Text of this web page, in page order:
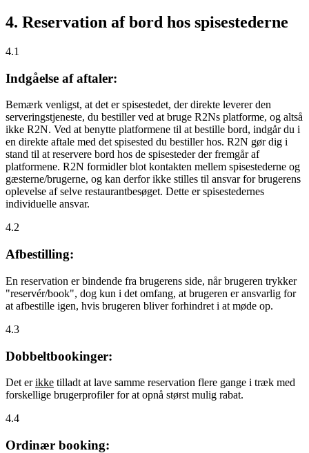
4. Reservation af bord hos spisestederne
4.1
Indgåelse af aftaler:
Bemærk venligst, at det er spisestedet, der direkte leverer den
serveringstjeneste, du bestiller ved at bruge R2Ns platforme, og altså
ikke R2N. Ved at benytte platformene til at bestille bord, indgår du i
en direkte aftale med det spisested du bestiller hos. R2N gør dig i
stand til at reservere bord hos de spisesteder der fremgår af
platformene. R2N formidler blot kontakten mellem spisestederne og
gæsterne/brugerne, og kan derfor ikke stilles til ansvar for brugerens
oplevelse af selve restaurantbesøget. Dette er spisestedernes
individuelle ansvar.
4.2
Afbestilling:
En reservation er bindende fra brugerens side, når brugeren trykker
"reservér/book", dog kun i det omfang, at brugeren er ansvarlig for
at afbestille igen, hvis brugeren bliver forhindret i at møde op.
4.3
Dobbeltbookinger:
Det erikke tilladt at lave samme reservation flere gange i træk med
forskellige brugerprofiler for at opnå størst mulig rabat.
4.4
Ordinær booking: